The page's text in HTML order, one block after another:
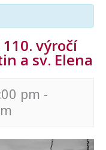
110. výročí
a sv. Elena
pm -